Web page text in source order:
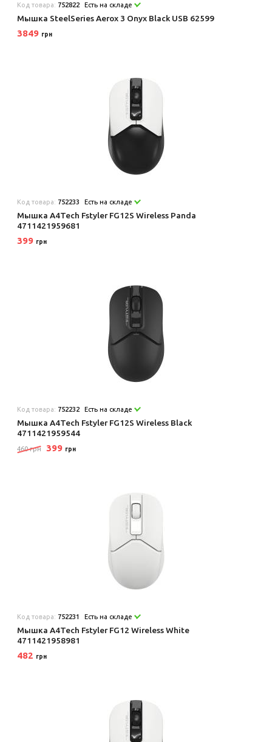
Код товара: 752822 Есть на складе
Мышка SteelSeries Aerox 3 Onyx Black USB 62599
3849 грн
Код товара: 752233 Есть на складе
Мышка A4Tech Fstyler FG12S Wireless Panda
4711421959681
399 грн
Код товара: 752232 Есть на складе
Мышка A4Tech Fstyler FG12S Wireless Black
4711421959544
460 грн 399 грн
Код товара: 752231 Есть на складе
Мышка A4Tech Fstyler FG12 Wireless White
4711421958981
482 грн